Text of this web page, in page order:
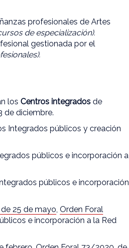
profesionales de Artes
de especialización).
gestionada por el
los Centros integrados de
de diciembre.
Integrados públicos y creación
públicos e incorporación a
públicos e incorporación
25 de mayo, Orden Foral
e incorporación a la Red